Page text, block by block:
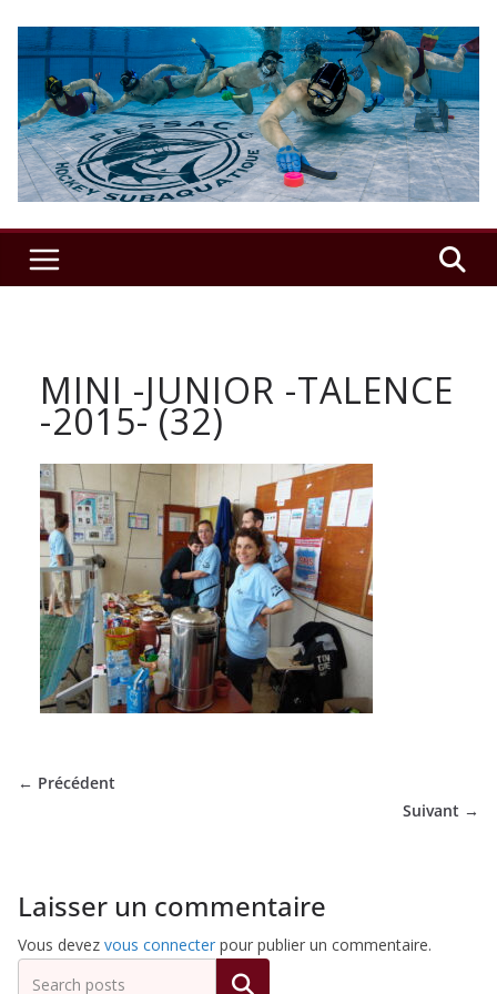
contenu
USSAP
Hockey
Sub
Le
club
de
Hockey
Subaquatique
Pessac
MINI -JUNIOR -TALENCE
-2015- (32)
← Précédent
Suivant →
Laisser un commentaire
Vous devez vous connecter pour publier un commentaire.
Rechercher